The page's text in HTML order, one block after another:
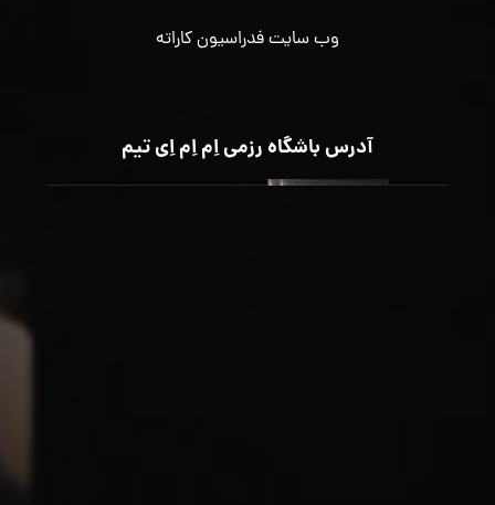
وب سایت فدراسیون کاراته
آدرس باشگاه رزمی اِم اِم اِی تیم